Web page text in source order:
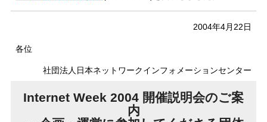
2004年4月22日
各位
社団法人日本ネットワークインフォメーションセンター
Internet Week 2004 開催説明会のご案
内